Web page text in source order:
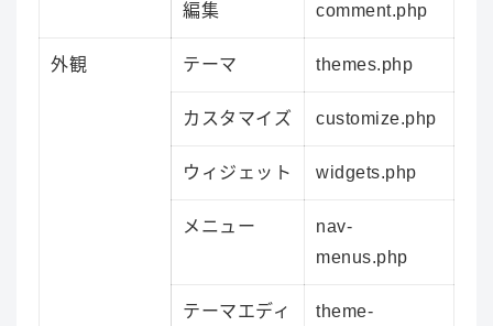
編集 comment.php
外観 テーマ themes.php
カスタマイズ customize.php
ウィジェット widgets.php
メニュー
nav-
menus.php
テーマエディ
theme-